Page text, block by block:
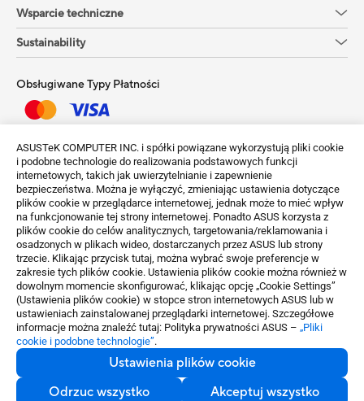
ASUSTeK COMPUTER INC. i spółki powiązane wykorzystują pliki cookie
i podobne technologie do realizowania podstawowych funkcji
internetowych, takich jak uwierzytelnianie i zapewnienie
bezpieczeństwa. Można je wyłączyć, zmieniając ustawienia dotyczące
plików cookie w przeglądarce internetowej, jednak może to mieć wpływ
na funkcjonowanie tej strony internetowej. Ponadto ASUS korzysta z
plików cookie do celów analitycznych, targetowania/reklamowania i
osadzonych w plikach wideo, dostarczanych przez ASUS lub strony
trzecie. Klikając przycisk tutaj, można wybrać swoje preferencje w
zakresie tych plików cookie. Ustawienia plików cookie można również w
dowolnym momencie skonfigurować, klikając opcję „Cookie Settings”
(Ustawienia plików cookie) w stopce stron internetowych ASUS lub w
ustawieniach zainstalowanej przeglądarki internetowej. Szczegółowe
informacje można znaleźć tutaj: Polityka prywatności ASUS – „Pliki
cookie i podobne technologie”.
Ustawienia plików cookie
Odrzuc wszystko
Akceptuj wszystko
Wsparcie techniczne
Sustainability
Obsługiwane Typy Płatności
Uzyskaj najnowsze oferty i więcej
Poland / Polski
©ASUSTeK Computer Inc. Wszelkie prawa zastrzeżone.
Informacja o Warunkach Uzytkowania
Ustawienia plików cookie